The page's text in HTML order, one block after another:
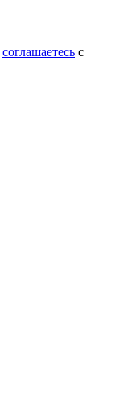
соглашаетесь с